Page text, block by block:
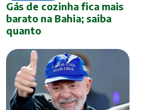
Gás de cozinha fica mais
barato na Bahia; saiba
quanto